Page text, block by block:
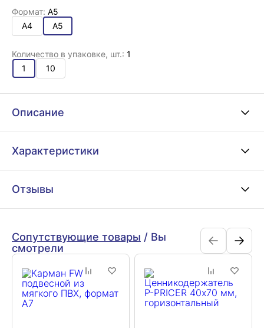
Формат: А5
А4
А5
Количество в упаковке, шт.: 1
1
10
Описание
Характеристики
Отзывы
Сопутствующие товары / Вы
смотрели